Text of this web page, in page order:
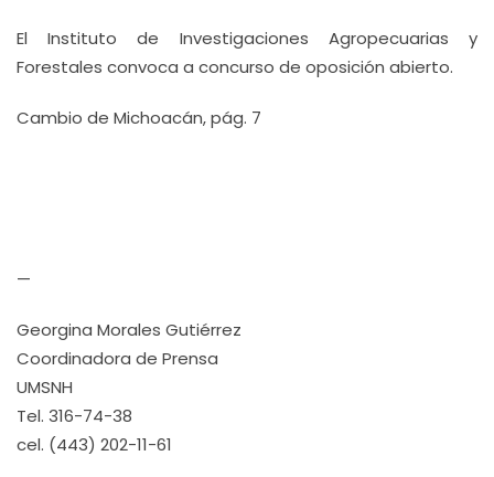
El Instituto de Investigaciones Agropecuarias y
Forestales convoca a concurso de oposición abierto.
Cambio de Michoacán, pág. 7
—
Georgina Morales Gutiérrez
Coordinadora de Prensa
UMSNH
Tel. 316-74-38
cel. (443) 202-11-61